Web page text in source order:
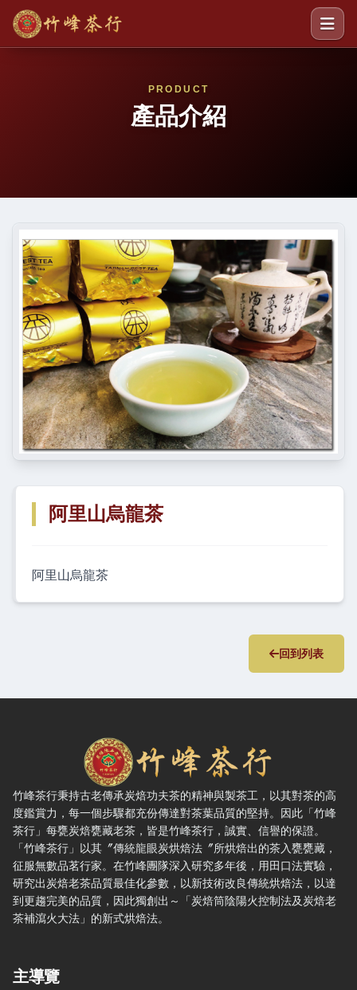
PRODUCT
產品介紹
阿里山烏龍茶
阿里山烏龍茶
回到列表
竹峰茶行 — 網站概要、主導覽與聯絡方式
竹峰茶行秉持古老傳承炭焙功夫茶的精神與製茶工，以其對茶的高
度鑑賞力，每一個步驟都充份傳達對茶葉品質的堅持。因此「竹峰
茶行」每甕炭焙甕藏老茶，皆是竹峰茶行，誠實、信譽的保證。
「竹峰茶行」以其〞傳統龍眼炭烘焙法〞所烘焙出的茶入甕甕藏，
征服無數品茗行家。在竹峰團隊深入研究多年後，用田口法實驗，
研究出炭焙老茶品質最佳化參數，以新技術改良傳統烘焙法，以達
到更趨完美的品質，因此獨創出～「炭焙筒陰陽火控制法及炭焙老
茶補瀉火大法」的新式烘焙法。
主導覽